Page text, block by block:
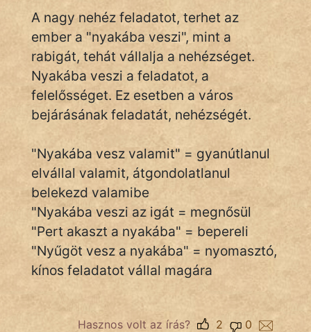
SZÓLÁS
KÖZMONDÁS
PSZICHO
ZENE
ÉLETMÓD
MAGYARSÁG
És
TÖRTÉNELEM
Népszerű szerzőink:
A nagy nehéz feladatot, terhet az
ember a "nyakába veszi", mint a
rabigát, tehát vállalja a nehézséget.
Nyakába veszi a feladatot, a
felelősséget. Ez esetben a város
bejárásának feladatát, nehézségét.
"Nyakába vesz valamit" = gyanútlanul
elvállal valamit, átgondolatlanul
belekezd valamibe
"Nyakába veszi az igát = megnősül
"Pert akaszt a nyakába" = bepereli
"Nyűgöt vesz a nyakába" = nyomasztó,
kínos feladatot vállal magára
Hasznos volt az írás? 0
2